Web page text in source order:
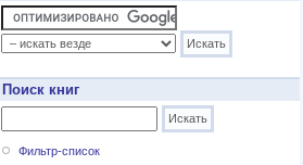
Поиск книг
Фильтр-список